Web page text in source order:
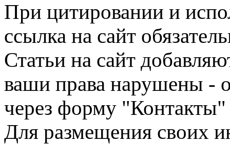
При цитировании и
ссылка на сайт
Статьи на сайт
ваши права нарушены -
через форму "Контакты"
Для размещения своих